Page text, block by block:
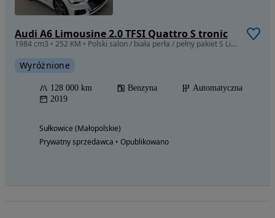
Audi A6 Limousine 2.0 TFSI Quattro S tronic
1984 cm3 • 252 KM • Polski salon / biała perła / pełny pakiet S Line !!!
Wyróżnione
128 000 km Benzyna
Automatyczna
2019
Sułkowice (Małopolskie)
Prywatny sprzedawca • Opublikowano